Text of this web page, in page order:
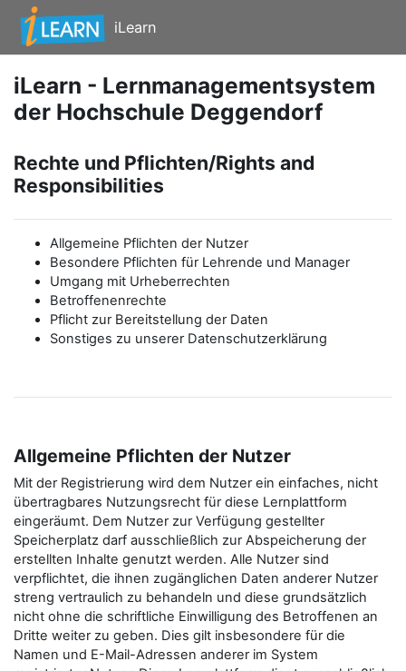
Zum Hauptinhalt
iLearn
iLearn - Lernmanagementsystem
der Hochschule Deggendorf
Rechte und Pflichten/Rights and
Responsibilities
Allgemeine Pflichten der Nutzer
Besondere Pflichten für Lehrende und Manager
Umgang mit Urheberrechten
Betroffenenrechte
Pflicht zur Bereitstellung der Daten
Sonstiges zu unserer Datenschutzerklärung
Allgemeine Pflichten der Nutzer
Mit der Registrierung wird dem Nutzer ein einfaches, nicht
übertragbares Nutzungsrecht für diese Lernplattform
eingeräumt. Dem Nutzer zur Verfügung gestellter
Speicherplatz darf ausschließlich zur Abspeicherung der
erstellten Inhalte genutzt werden. Alle Nutzer sind
verpflichtet, die ihnen zugänglichen Daten anderer Nutzer
streng vertraulich zu behandeln und diese grundsätzlich
nicht ohne die schriftliche Einwilligung des Betroffenen an
Dritte weiter zu geben. Dies gilt insbesondere für die
Namen und E-Mail-Adressen anderer im System